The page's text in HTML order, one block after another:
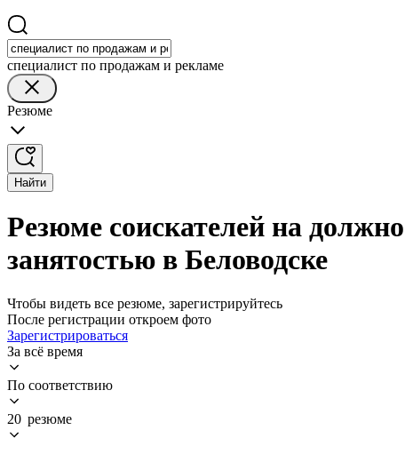
специалист по продажам и рекламе
Резюме
Найти
Резюме соискателей на
занятостью в Беловодске
Чтобы видеть все резюме, зарегистрируйтесь
После регистрации откроем фото
Зарегистрироваться
За всё время
По соответствию
20 резюме